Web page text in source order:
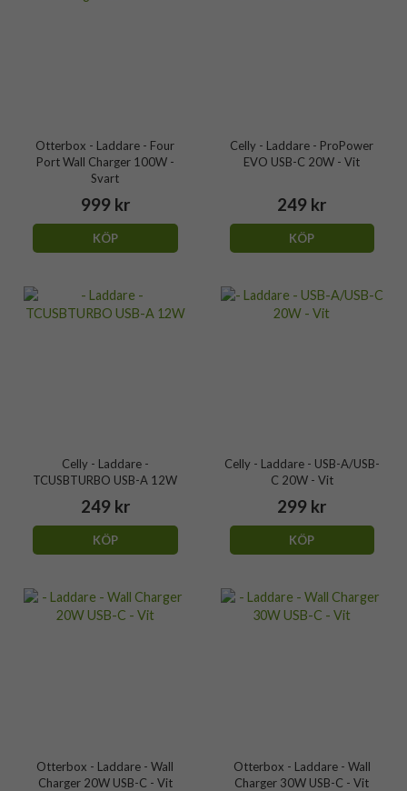
Otterbox - Laddare - Four
Port Wall Charger 100W -
Svart
999 kr
KÖP
Celly - Laddare - ProPower
EVO USB-C 20W - Vit
249 kr
KÖP
Celly - Laddare -
TCUSBTURBO USB-A 12W
249 kr
KÖP
Celly - Laddare - USB-A/USB-
C 20W - Vit
299 kr
KÖP
Otterbox - Laddare - Wall
Charger 20W USB-C - Vit
Otterbox - Laddare - Wall
Charger 30W USB-C - Vit